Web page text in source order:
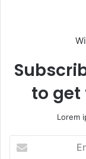
to get
Lorem
your